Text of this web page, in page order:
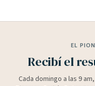
EL
Recibí el
Cada domingo a las 9